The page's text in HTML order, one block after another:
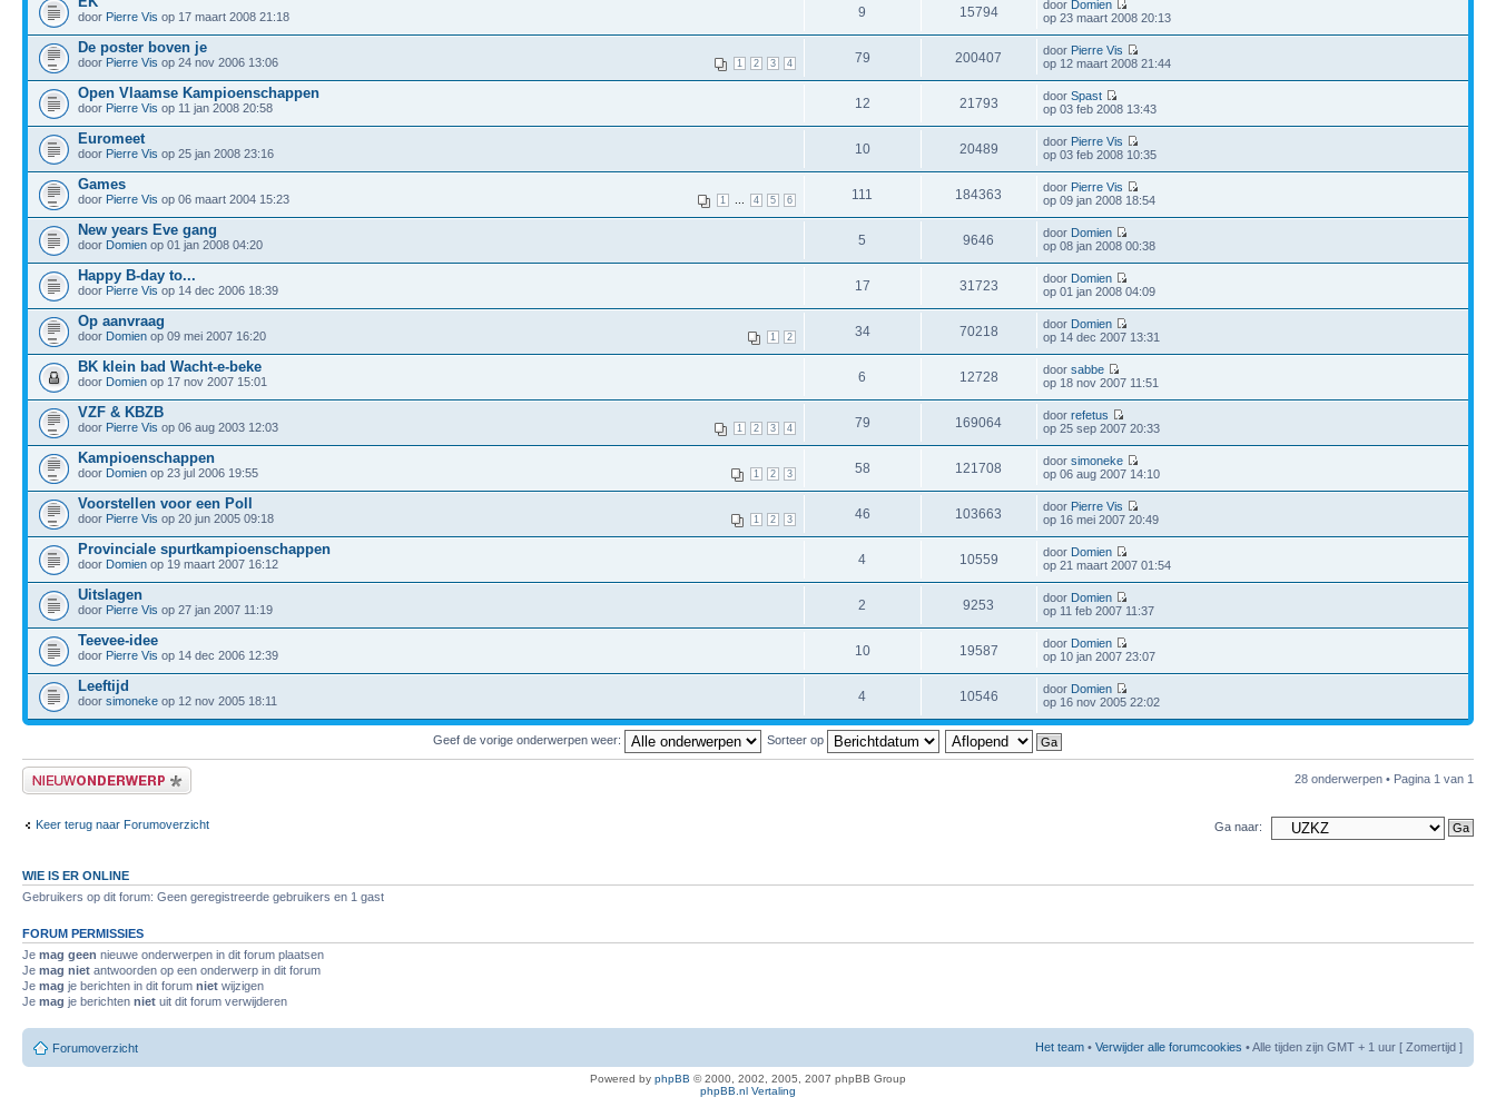
door Pierre Vis op 17 maart 2008 21:18 9 15794 door Domien
op 23 maart 2008 20:13
De poster boven je
1 2 3 4
door Pierre Vis op 24 nov 2006 13:06 79 200407 door Pierre Vis
op 12 maart 2008 21:44
Open Vlaamse Kampioenschappen
door Pierre Vis op 11 jan 2008 20:58 12 21793 doorSpast
op 03 feb 2008 13:43
Euromeet
door Pierre Vis op 25 jan 2008 23:16 10 20489 door Pierre Vis
op 03 feb 2008 10:35
Games
1 4 5 6
door Pierre Vis op 06 maart 2004 15:23 111 184363 door Pierre Vis
op 09 jan 2008 18:54
New years Eve gang
door Domien op 01 jan 2008 04:20 5 9646 door Domien
op 08 jan 2008 00:38
Happy B-day to...
door Pierre Vis op 14 dec 2006 18:39 17 31723 door Domien
op 01 jan 2008 04:09
Op aanvraag
1 2
door Domien op 09 mei 2007 16:20 34 70218 door Domien
op 14 dec 2007 13:31
BK klein bad Wacht-e-beke
door Domien op 17 nov 2007 15:01 6 12728 doorsabbe
op 18 nov 2007 11:51
VZF & KBZB
1 2 3 4
door Pierre Vis op 06 aug 2003 12:03 79 169064 doorrefetus
op 25 sep 2007 20:33
Kampioenschappen
1 2 3
door Domien op 23 jul 2006 19:55 58 121708 doorsimoneke
op 06 aug 2007 14:10
Voorstellen voor een Poll
1 2 3
door Pierre Vis op 20 jun 2005 09:18 46 103663 door Pierre Vis
op 16 mei 2007 20:49
Provinciale spurtkampioenschappen
door Domien op 19 maart 2007 16:12 4 10559 door Domien
op 21 maart 2007 01:54
Uitslagen
door Pierre Vis op 27 jan 2007 11:19 2 9253 door Domien
op 11 feb 2007 11:37
Teevee-idee
door Pierre Vis op 14 dec 2006 12:39 10 19587 door Domien
op 10 jan 2007 23:07
Leeftijd
door simoneke op 12 nov 2005 18:11 4 10546 door Domien
op 16 nov 2005 22:02
Geef de vorige onderwerpen weer: Sorteer op
Plaats een nieuw bericht 28 onderwerpen • Pagina 1 van 1
Keer terug naar Forumoverzicht Ga naar:
WIE IS ER ONLINE
Gebruikers op dit forum: Geen geregistreerde gebruikers en 1 gast
FORUM PERMISSIES
Je mag geen nieuwe onderwerpen in dit forum plaatsen
Je mag niet antwoorden op een onderwerp in dit forum
Je mag je berichten in dit forum niet wijzigen
Je mag je berichten niet uit dit forum verwijderen
Forumoverzicht Het team • Verwijder alle forumcookies • Alle tijden zijn GMT + 1 uur [ Zomertijd ]
Powered by phpBB © 2000, 2002, 2005, 2007 phpBB Group
phpBB.nl Vertaling